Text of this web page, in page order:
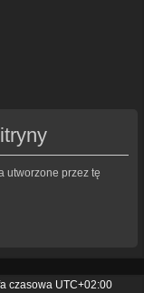
utworzone przez tę
czasowa UTC+02:00